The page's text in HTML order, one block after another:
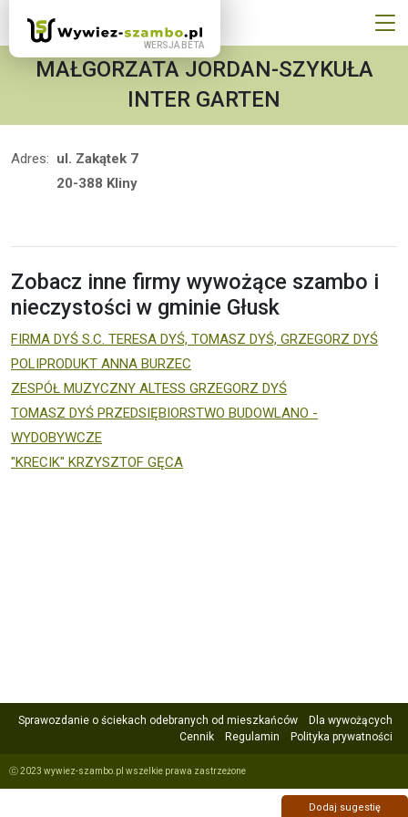
MAŁGORZATA JORDAN-SZYKUŁA
INTER GARTEN
Adres: ul. Zakątek 7
20-388 Kliny
Zobacz inne firmy wywożące szambo i
nieczystości w gminie Głusk
FIRMA DYŚ S.C. TERESA DYŚ, TOMASZ DYŚ, GRZEGORZ DYŚ
POLIPRODUKT ANNA BURZEC
ZESPÓŁ MUZYCZNY ALTESS GRZEGORZ DYŚ
TOMASZ DYŚ PRZEDSIĘBIORSTWO BUDOWLANO -
WYDOBYWCZE
"KRECIK" KRZYSZTOF GĘCA
Sprawozdanie o ściekach odebranych od mieszkańców
Dla wywożących
Cennik
Regulamin Polityka prywatności
ⓒ 2023 wywiez-szambo.pl wszelkie prawa zastrzeżone
Dodaj sugestię